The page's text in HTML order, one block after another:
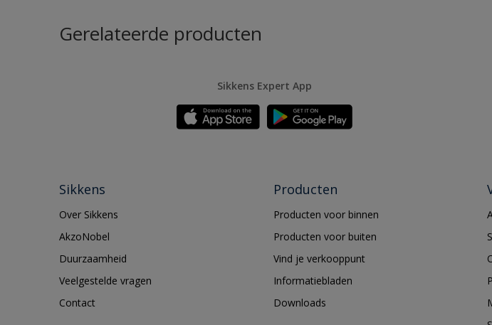
Gerelateerde producten
Sikkens Expert App
Sikkens
Over Sikkens
AkzoNobel
Duurzaamheid
Veelgestelde vragen
Contact
Producten
Producten voor binnen
Producten voor buiten
Vind je verkooppunt
Informatiebladen
Downloads